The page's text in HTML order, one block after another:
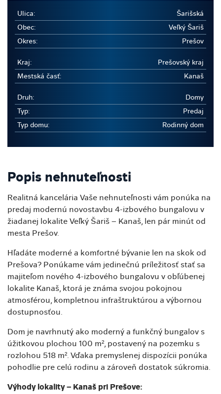
Ulica:
Šarišská
Obec:
Veľký Šariš
Okres:
Prešov
Kraj:
Prešovský kraj
Mestská časť:
Kanaš
Druh:
Domy
Typ:
Predaj
Typ domu:
Rodinný dom
Popis nehnuteľnosti
Realitná kancelária Vaše nehnuteľnosti vám ponúka na
predaj modernú novostavbu 4-izbového bungalovu v
žiadanej lokalite Veľký Šariš – Kanaš, len pár minút od
mesta Prešov.
Hľadáte moderné a komfortné bývanie len na skok od
Prešova? Ponúkame vám jedinečnú príležitosť stať sa
majiteľom nového 4-izbového bungalovu v obľúbenej
lokalite Kanaš, ktorá je známa svojou pokojnou
atmosférou, kompletnou infraštruktúrou a výbornou
dostupnosťou.
Dom je navrhnutý ako moderný a funkčný bungalov s
úžitkovou plochou 100 m², postavený na pozemku s
rozlohou 518 m². Vďaka premyslenej dispozícii ponúka
pohodlie pre celú rodinu a zároveň dostatok súkromia.
Výhody lokality – Kanaš pri Prešove: